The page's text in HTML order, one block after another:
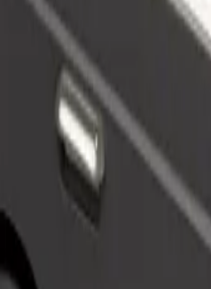
Terminal
från Sello till Katajanokka
bort!